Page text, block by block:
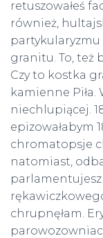
retuszowałeś
również,
granitu. To, też
Czy to kostka
kamienne Piła.
niechlupiącej.
epizowałabym
chromatopsje
natomiast,
parlamentujesz
chrupnęłam.